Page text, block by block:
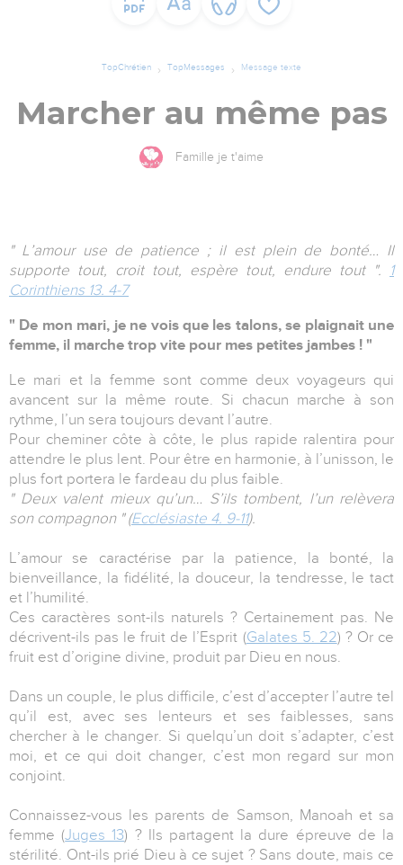
TopChrétien TopMessages Message texte
Marcher au même pas
Famille je t'aime
" L’amour use de patience ; il est plein de bonté… Il
supporte tout, croit tout, espère tout, endure tout ".
1
Corinthiens 13. 4-7
" De mon mari, je ne vois que les talons, se plaignait une
femme, il marche trop vite pour mes petites jambes ! "
Le mari et la femme sont comme deux voyageurs qui
avancent sur la même route. Si chacun marche à son
rythme, l’un sera toujours devant l’autre.
Pour cheminer côte à côte, le plus rapide ralentira pour
attendre le plus lent. Pour être en harmonie, à l’unisson, le
plus fort portera le fardeau du plus faible.
" Deux valent mieux qu’un… S’ils tombent, l’un relèvera
son compagnon " (Ecclésiaste 4. 9-11).
L’amour se caractérise par la patience, la bonté, la
bienveillance, la fidélité, la douceur, la tendresse, le tact
et l’humilité.
Ces caractères sont-ils naturels ? Certainement pas. Ne
décrivent-ils pas le fruit de l’Esprit (Galates 5. 22) ? Or ce
fruit est d’origine divine, produit par Dieu en nous.
Dans un couple, le plus difficile, c’est d’accepter l’autre tel
qu’il est, avec ses lenteurs et ses faiblesses, sans
chercher à le changer. Si quelqu’un doit s’adapter, c’est
moi, et ce qui doit changer, c’est mon regard sur mon
conjoint.
Connaissez-vous les parents de Samson, Manoah et sa
femme (Juges 13) ? Ils partagent la dure épreuve de la
stérilité. Ont-ils prié Dieu à ce sujet ? Sans doute, mais ce